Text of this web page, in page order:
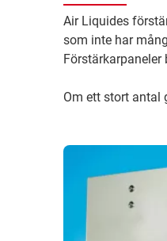
Air Liquides
som inte har
Om ett stort antal